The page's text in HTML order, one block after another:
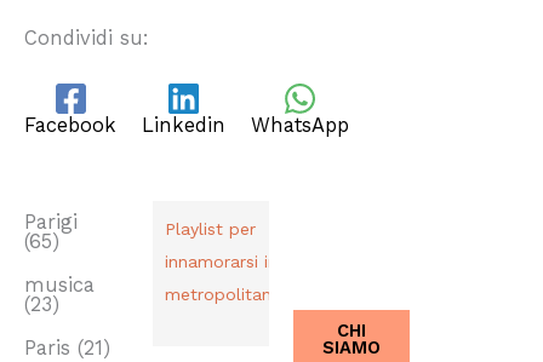
Condividi su:
Facebook Linkedin WhatsApp
CHI
SIAMO
Playlist per
innamorarsi in
metropolitana
Parigi
(65)
musica
(23)
Paris(21)